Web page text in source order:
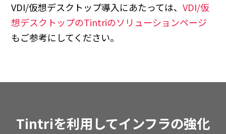
VDI/仮想デスクトップ導入にあたっては、VDI/仮
想デスクトップのTintriのソリューションページ
もご参考にしてください。
Tintriを利用してインフラの強化